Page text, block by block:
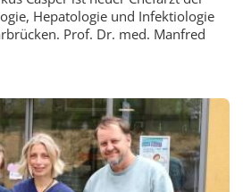
Hepatologie und Infektiologie
Prof. Dr. med. Manfred